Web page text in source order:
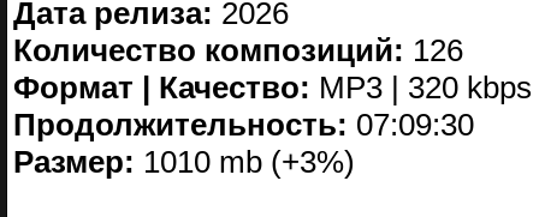
Дата релиза: 2026
Количество композиций: 126
Формат | Качество: MP3 | 320 kbps
Продолжительность: 07:09:30
Размер: 1010 mb (+3%)